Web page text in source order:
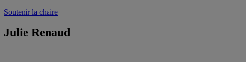
Soutenir la chaire
Julie Renaud